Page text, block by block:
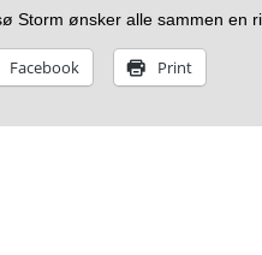
Storm ønsker alle sammen en
Facebook Print